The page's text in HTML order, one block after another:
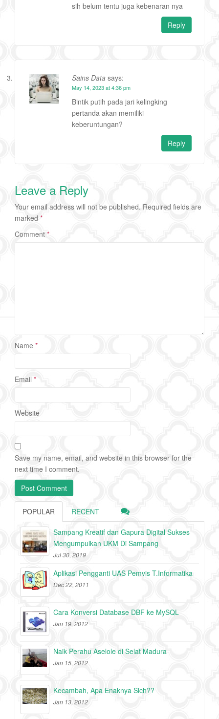
sih belum tentu juga kebenaran nya
Reply
Sains Data says:
May 14, 2023 at 4:36 pm
Bintik putih pada jari kelingking
pertanda akan memiliki
keberuntungan?
Reply
Leave a Reply
Your email address will not be published. Required fields are
marked *
Comment *
Name *
Email *
Website
Save my name, email, and website in this browser for the
next time I comment.
POPULAR RECENT
Sampang Kreatif dan Gapura Digital Sukses
Mengumpulkan UKM Di Sampang
Jul 30, 2019
Aplikasi Pengganti UAS Pemvis T.Informatika
Dec 22, 2011
Cara Konversi Database DBF ke MySQL
Jan 19, 2012
Naik Perahu Aselole di Selat Madura
Jan 15, 2012
Kecambah, Apa Enaknya Sich??
Jan 13, 2012